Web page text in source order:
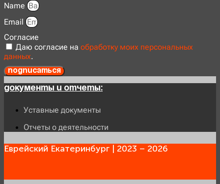
Name
Email
Согласие
Даю согласие на обработку моих персональных
данных.
Подписаться
Документы и отчеты:
Уставные документы
Отчеты о деятельности
Еврейский Екатеринбург | 2023 – 2026